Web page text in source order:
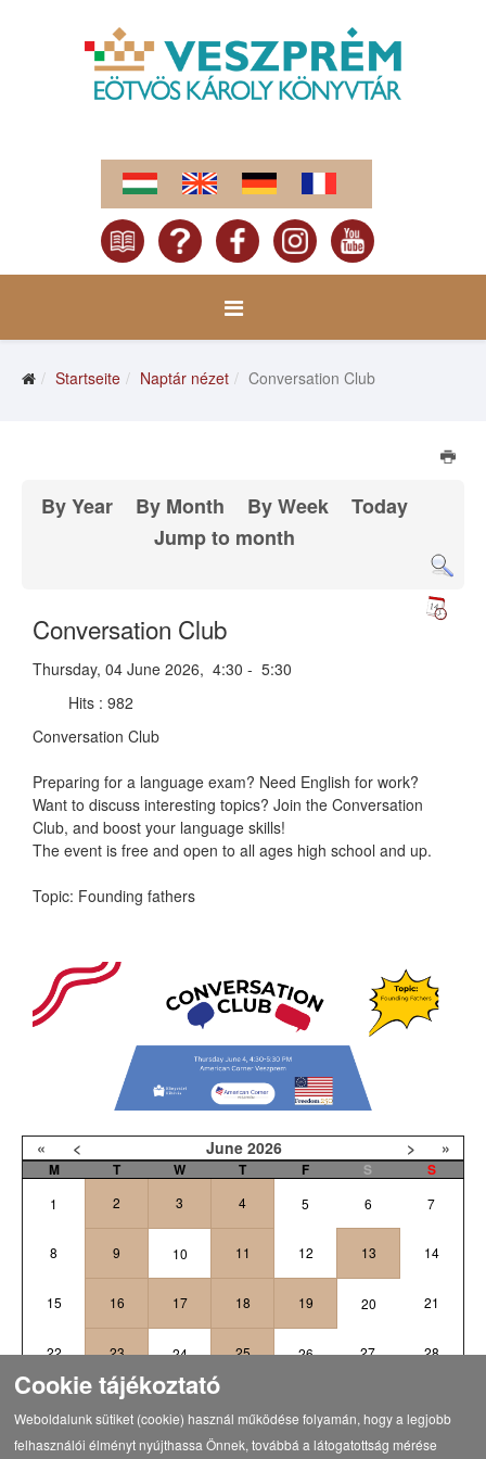
Startseite Naptár nézet Conversation Club
By Year By Month By Week
Today
Jump to month
Conversation Club
Thursday, 04 June 2026, 4:30 - 5:30
Hits : 982
Conversation Club
Preparing for a language exam? Need English for work?
Want to discuss interesting topics? Join the Conversation
Club, and boost your language skills!
The event is free and open to all ages high school and up.
Topic: Founding fathers
« < June 2026 > »
M T W T F S S
1 2 3 4 5 6 7
8 9 10 11 12 13 14
15 16 17 18 19 20 21
22 23 24 25 26 27 28
30
Cookie tájékoztató
Weboldalunk sütiket (cookie) használ működése folyamán, hogy a legjobb
felhasználói élményt nyújthassa Önnek, továbbá a látogatottság mérése